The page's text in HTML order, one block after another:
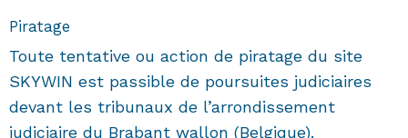
Piratage
Toute tentative ou action de piratage du site
SKYWIN est passible de poursuites judiciaires
devant les tribunaux de l’arrondissement
judiciaire du Brabant wallon (Belgique).